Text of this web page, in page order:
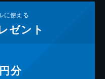
に使える
ゼント
円分